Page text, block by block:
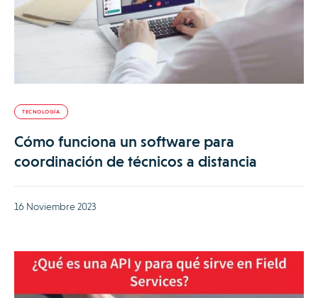
TECNOLOGÍA
Cómo funciona un software para
coordinación de técnicos a distancia
16 Noviembre 2023